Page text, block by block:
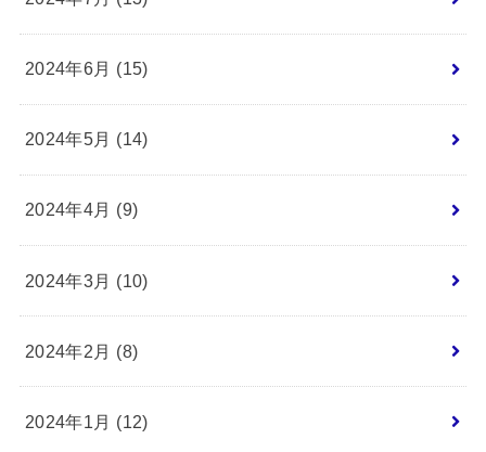
2024年6月 (15)
2024年5月 (14)
2024年4月 (9)
2024年3月 (10)
2024年2月 (8)
2024年1月 (12)